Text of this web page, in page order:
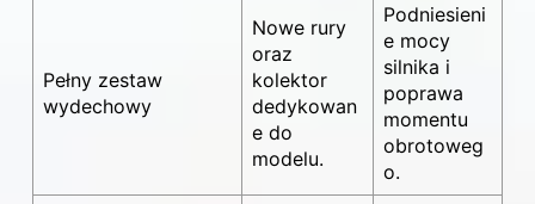
Pełny zestaw
wydechowy
Nowe rury
oraz
kolektor
dedykowan
e do
modelu.
Podniesieni
e mocy
silnika i
poprawa
momentu
obrotoweg
o.